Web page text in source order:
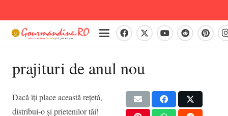
prajituri de anul nou
Dacă îți place această rețetă,
distribui-o și prietenilor tăi!